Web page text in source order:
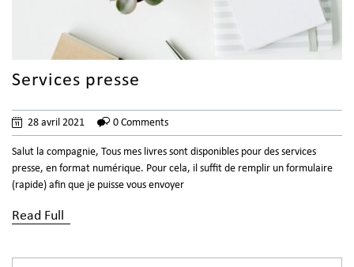
Services presse
28 avril 2021 0 Comments
Salut la compagnie, Tous mes livres sont disponibles pour des services
presse, en format numérique. Pour cela, il suffit de remplir un formulaire
(rapide) afin que je puisse vous envoyer
Read Full